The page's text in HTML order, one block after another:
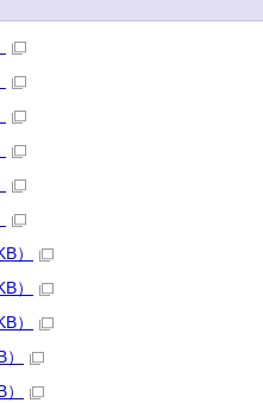
）
）
）